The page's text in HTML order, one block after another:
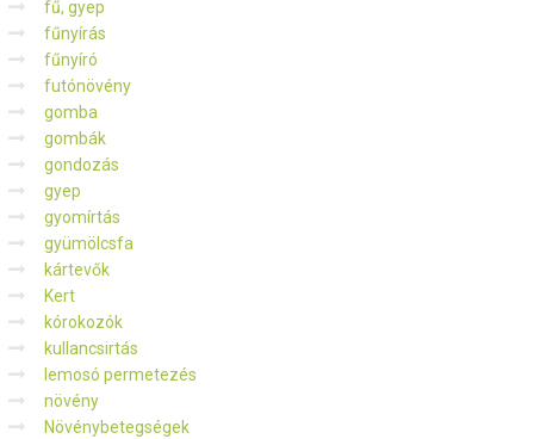
fű, gyep
fűnyírás
fűnyíró
futónövény
gomba
gombák
gondozás
gyep
gyomírtás
gyümölcsfa
kártevők
Kert
kórokozók
kullancsirtás
lemosó permetezés
növény
Növénybetegségek